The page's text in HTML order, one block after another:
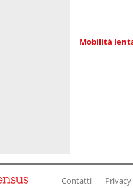
Mobilità
Contatti Privacy